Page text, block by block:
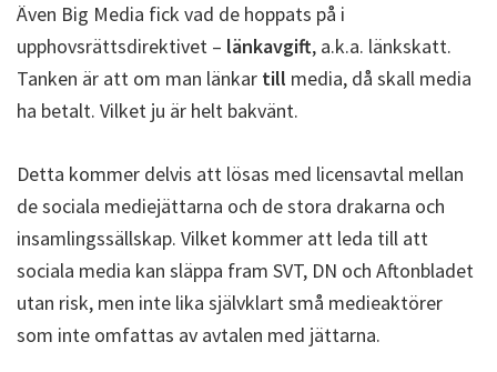
Även Big Media fick vad de hoppats på i
upphovsrättsdirektivet – länkavgift, a.k.a. länkskatt.
Tanken är att om man länkar till media, då skall media
ha betalt. Vilket ju är helt bakvänt.
Detta kommer delvis att lösas med licensavtal mellan
de sociala mediejättarna och de stora drakarna och
insamlingssällskap. Vilket kommer att leda till att
sociala media kan släppa fram SVT, DN och Aftonbladet
utan risk, men inte lika självklart små medieaktörer
som inte omfattas av avtalen med jättarna.